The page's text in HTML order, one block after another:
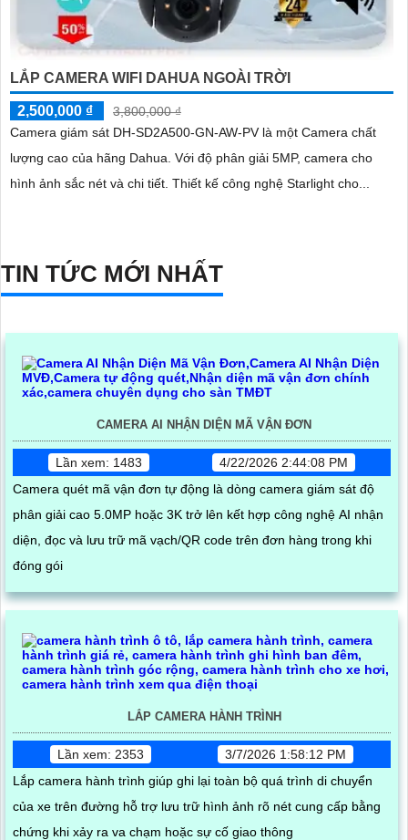
LẮP CAMERA WIFI DAHUA NGOÀI TRỜI
2,500,000 ₫
3,800,000 ₫
Camera giám sát DH-SD2A500-GN-AW-PV là một Camera chất
lượng cao của hãng Dahua. Với độ phân giải 5MP, camera cho
hình ảnh sắc nét và chi tiết. Thiết kế công nghệ Starlight cho...
TIN TỨC MỚI NHẤT
CAMERA AI NHẬN DIỆN MÃ VẬN ĐƠN
Lần xem: 1483
4/22/2026 2:44:08 PM
Camera quét mã vận đơn tự động là dòng camera giám sát độ
phân giải cao 5.0MP hoặc 3K trở lên kết hợp công nghệ AI nhận
diện, đọc và lưu trữ mã vạch/QR code trên đơn hàng trong khi
đóng gói
LẮP CAMERA HÀNH TRÌNH
Lần xem: 2353
3/7/2026 1:58:12 PM
Lắp camera hành trình giúp ghi lại toàn bộ quá trình di chuyển
của xe trên đường hỗ trợ lưu trữ hình ảnh rõ nét cung cấp bằng
chứng khi xảy ra va chạm hoặc sự cố giao thông